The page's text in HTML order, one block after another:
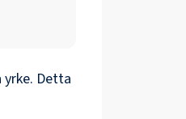
Detta